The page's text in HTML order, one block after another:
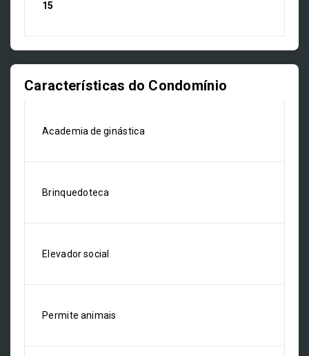
15
Características do Condomínio
Academia de ginástica
Brinquedoteca
Elevador social
Permite animais